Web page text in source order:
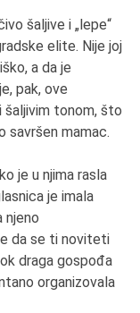
šaljive i „lepe“
elite. Nije joj
a da je
pak, ove
šaljivim tonom, što
savršen mamac.
je u njima rasla
je imala
njeno
da se ti noviteti
draga gospođa
organizovala